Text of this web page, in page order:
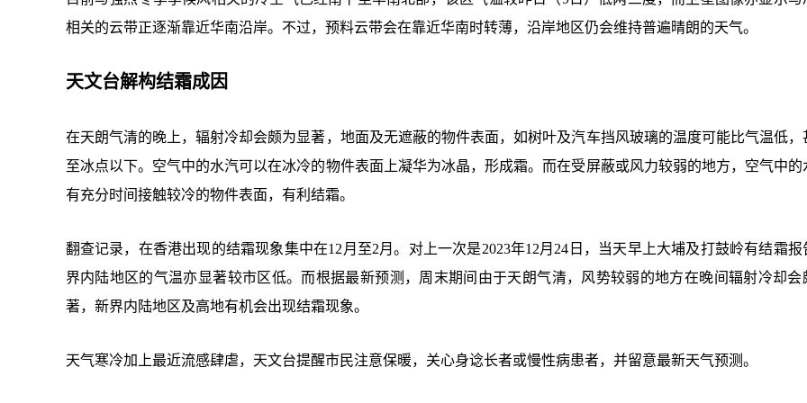
相关的云带正逐渐靠近华南沿岸。不过，预料云带会在靠近华南时转薄，沿岸地区仍会维持普遍晴朗的天气。
天文台解构结霜成因
在天朗气清的晚上，辐射冷却会颇为显著，地面及无遮蔽的物件表面，如树叶及汽车挡风玻璃的温度可能比气温低，
至冰点以下。空气中的水汽可以在冰冷的物件表面上凝华为冰晶，形成霜。而在受屏蔽或风力较弱的地方，空气中的
有充分时间接触较冷的物件表面，有利结霜。
翻查记录，在香港出现的结霜现象集中在12月至2月。对上一次是2023年12月24日，当天早上大埔及打鼓岭有结霜报
界内陆地区的气温亦显著较市区低。而根据最新预测，周末期间由于天朗气清，风势较弱的地方在晚间辐射冷却会
著，新界内陆地区及高地有机会出现结霜现象。
天气寒冷加上最近流感肆虐，天文台提醒市民注意保暖，关心身谂长者或慢性病患者，并留意最新天气预测。